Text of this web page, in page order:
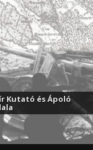
Kutató és Ápoló